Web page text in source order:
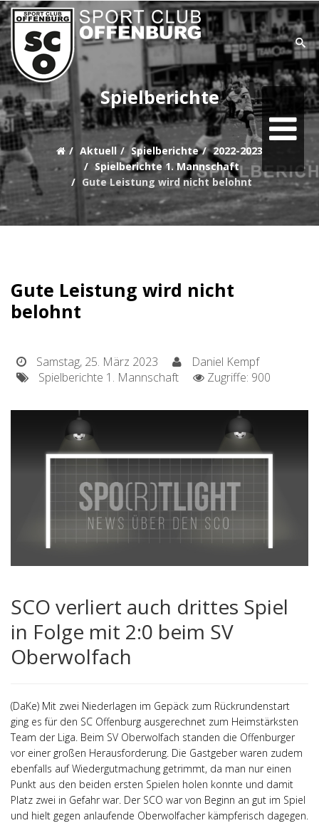
Spielberichte
Aktuell Spielberichte
2022-2023
Spielberichte 1. Mannschaft
Gute Leistung wird nicht belohnt
Gute Leistung wird nicht
belohnt
Samstag, 25. März 2023
Daniel Kempf
Spielberichte 1. Mannschaft
Zugriffe: 900
SCO verliert auch drittes Spiel
in Folge mit 2:0 beim SV
Oberwolfach
(DaKe) Mit zwei Niederlagen im Gepäck zum Rückrundenstart
ging es für den SC Offenburg ausgerechnet zum Heimstärksten
Team der Liga. Beim SV Oberwolfach standen die Offenburger
vor einer großen Herausforderung. Die Gastgeber waren zudem
ebenfalls auf Wiedergutmachung getrimmt, da man nur einen
Punkt aus den beiden ersten Spielen holen konnte und damit
Platz zwei in Gefahr war. Der SCO war von Beginn an gut im Spiel
und hielt gegen anlaufende Oberwolfacher kämpferisch dagegen.
SUCHE
Home
Aktuell
Teams
Verein
Sponsoring